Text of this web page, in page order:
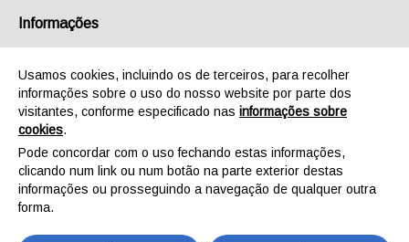
Informações
Usamos cookies, incluindo os de terceiros, para recolher
informações sobre o uso do nosso website por parte dos
visitantes, conforme especificado nas informações sobre
cookies.
Pode concordar com o uso fechando estas informações,
clicando num link ou num botão na parte exterior destas
informações ou prosseguindo a navegação de qualquer outra
forma.